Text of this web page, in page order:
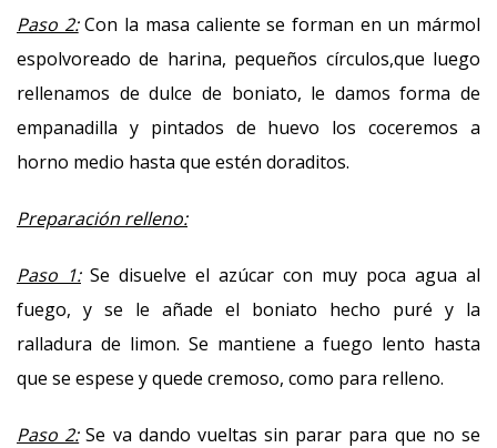
Paso 2:Con la masa caliente se forman en un mármol
espolvoreado de harina, pequeños círculos,que luego
rellenamos de dulce de boniato, le damos forma de
empanadilla y pintados de huevo los coceremos a
horno medio hasta que estén doraditos.
Preparación relleno:
Paso 1:Se disuelve el azúcar con muy poca agua al
fuego, y se le añade el boniato hecho puré y la
ralladura de limon. Se mantiene a fuego lento hasta
que se espese y quede cremoso, como para relleno.
Paso 2:Se va dando vueltas sin parar para que no se